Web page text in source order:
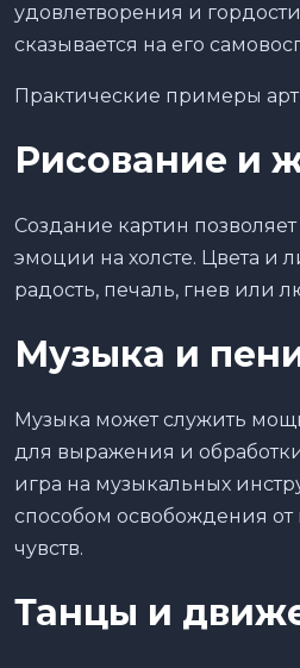
удовлетворения и
сказывается на его
Практические примеры
Рисование и
Создание картин
эмоции на холсте. Цвета и
радость, печаль, гнев или
Музыка и
Музыка может служить
для выражения и
игра на музыкальных
способом освобождения
чувств.
Танцы и